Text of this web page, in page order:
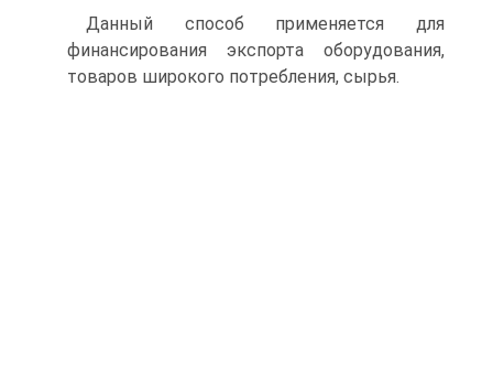
Данный способ применяется для
финансирования экспорта оборудования,
товаров широкого потребления, сырья.